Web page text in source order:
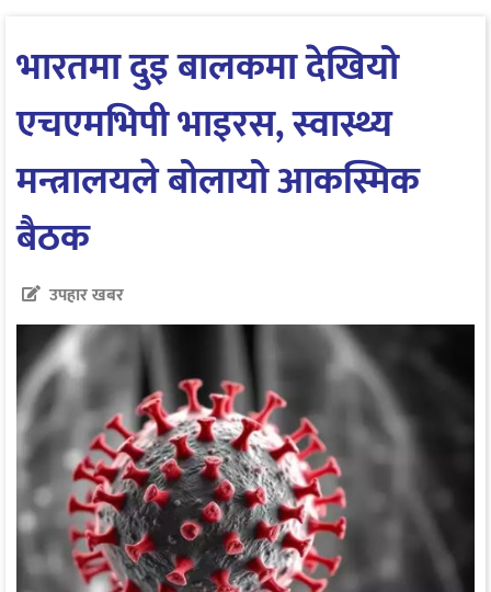
भारतमा दुइ बालकमा देखियो
एचएमभिपी भाइरस, स्वास्थ्य
मन्त्रालयले बोलायो आकस्मिक
बैठक
उपहार खबर